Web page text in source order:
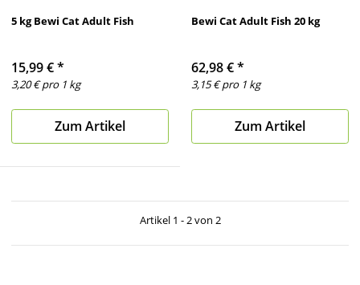
5 kg Bewi Cat Adult Fish
15,99 €*
3,20 € pro 1 kg
Zum Artikel
Bewi Cat Adult Fish 20 kg
62,98 €*
3,15 € pro 1 kg
Zum Artikel
Artikel 1 - 2 von 2